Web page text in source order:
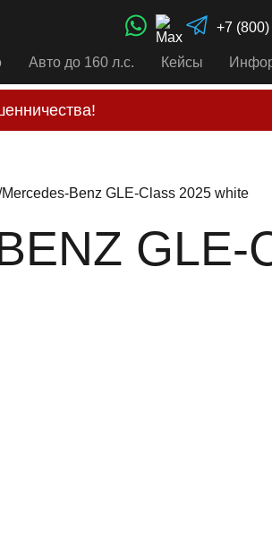
+7
Авто до 160 л.с. Кейсы
Mercedes-Benz GLE-Class 2025 white
GLE-